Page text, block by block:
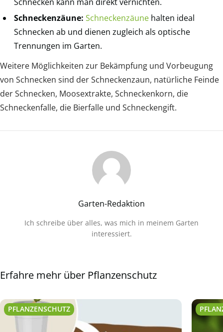
Schneckenzäune: Schneckenzäune halten ideal
Schnecken ab und dienen zugleich als optische
Trennungen im Garten.
Weitere Möglichkeiten zur Bekämpfung und Vorbeugung
von Schnecken sind der Schneckenzaun, natürliche Feinde
der Schnecken, Moosextrakte, Schneckenkorn, die
Schneckenfalle, die Bierfalle und Schneckengift.
Garten-Redaktion
Ich schreibe über alles, was mich in meinem Garten
interessiert.
Erfahre mehr über Pflanzenschutz
PFLANZENSCHUTZ